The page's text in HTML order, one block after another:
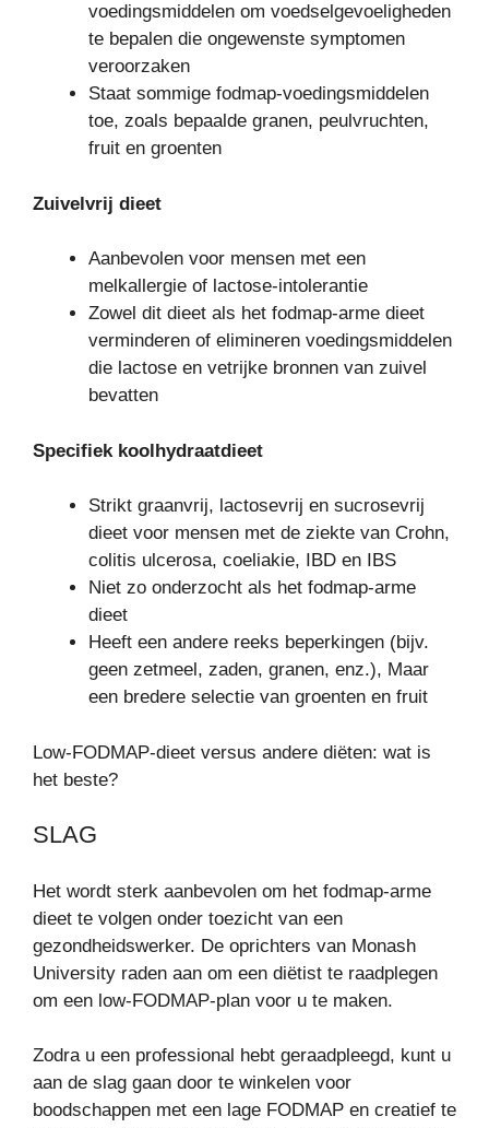
voedingsmiddelen om voedselgevoeligheden
te bepalen die ongewenste symptomen
veroorzaken
Staat sommige fodmap-voedingsmiddelen
toe, zoals bepaalde granen, peulvruchten,
fruit en groenten
Zuivelvrij dieet
Aanbevolen voor mensen met een
melkallergie of lactose-intolerantie
Zowel dit dieet als het fodmap-arme dieet
verminderen of elimineren voedingsmiddelen
die lactose en vetrijke bronnen van zuivel
bevatten
Specifiek koolhydraatdieet
Strikt graanvrij, lactosevrij en sucrosevrij
dieet voor mensen met de ziekte van Crohn,
colitis ulcerosa, coeliakie, IBD en IBS
Niet zo onderzocht als het fodmap-arme
dieet
Heeft een andere reeks beperkingen (bijv.
geen zetmeel, zaden, granen, enz.), Maar
een bredere selectie van groenten en fruit
Low-FODMAP-dieet versus andere diëten: wat is
het beste?
SLAG
Het wordt sterk aanbevolen om het fodmap-arme
dieet te volgen onder toezicht van een
gezondheidswerker. De oprichters van Monash
University raden aan om een diëtist te raadplegen
om een low-FODMAP-plan voor u te maken.
Zodra u een professional hebt geraadpleegd, kunt u
aan de slag gaan door te winkelen voor
boodschappen met een lage FODMAP en creatief te